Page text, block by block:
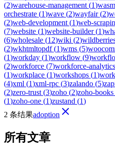
(2)warehouse-management (1)wasm
orchestrate (1)wave (2)wayfair(2)
(2)web-development (1)web-
(7)website (1)website-builder(1)
(6)wholesale (12)wiki (2)
(2)wkhtmltopdf(1)wms (5)
(1)workday (1)workflow (9)
(2)workforce (7)workforce-analytics
(1)workplace (1)workshops (1)
(4)xml (1)xml-rpc (3)zalando (5)
(2)zero-trust (3)zoho (2)zoho-books
(1)zoho-one (1)zustand (1)
2 条结果adoption
所有文章